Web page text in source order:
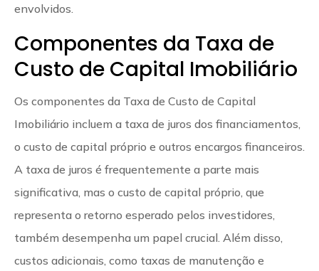
envolvidos.
Componentes da Taxa de
Custo de Capital Imobiliário
Os componentes da Taxa de Custo de Capital
Imobiliário incluem a taxa de juros dos financiamentos,
o custo de capital próprio e outros encargos financeiros.
A taxa de juros é frequentemente a parte mais
significativa, mas o custo de capital próprio, que
representa o retorno esperado pelos investidores,
também desempenha um papel crucial. Além disso,
custos adicionais, como taxas de manutenção e